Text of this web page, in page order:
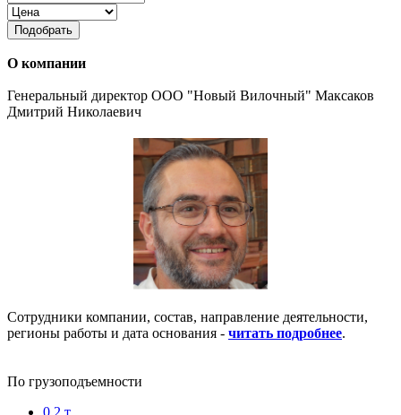
Подобрать
О компании
Генеральный директор ООО "Новый Вилочный" Максаков
Дмитрий Николаевич
Сотрудники компании, состав, направление деятельности,
регионы работы и дата основания - читать подробнее.
По грузоподъемности